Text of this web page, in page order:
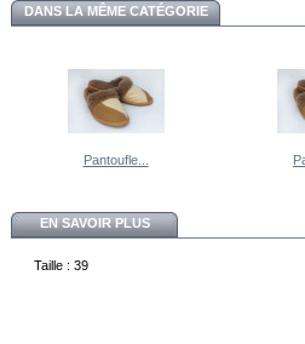
DANS LA MÊME CATÉGORIE
Pantoufle...
EN SAVOIR PLUS
Taille : 39